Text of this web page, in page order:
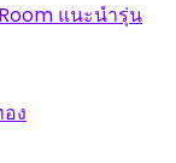
แนะนำรุ่น
ง